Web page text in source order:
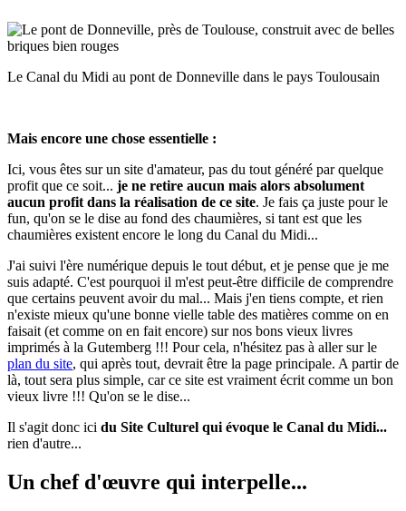
Le Canal du Midi au pont de Donneville dans le pays Toulousain
Mais encore une chose essentielle :
Ici, vous êtes sur un site d'amateur, pas du tout généré par quelque
profit que ce soit... je ne retire aucun mais alors absolument
aucun profit dans la réalisation de ce site. Je fais ça juste pour le
fun, qu'on se le dise au fond des chaumières, si tant est que les
chaumières existent encore le long du Canal du Midi...
J'ai suivi l'ère numérique depuis le tout début, et je pense que je me
suis adapté. C'est pourquoi il m'est peut-être difficile de comprendre
que certains peuvent avoir du mal... Mais j'en tiens compte, et rien
n'existe mieux qu'une bonne vielle table des matières comme on en
faisait (et comme on en fait encore) sur nos bons vieux livres
imprimés à la Gutemberg !!! Pour cela, n'hésitez pas à aller sur le
plan du site, qui après tout, devrait être la page principale. A partir de
là, tout sera plus simple, car ce site est vraiment écrit comme un bon
vieux livre !!! Qu'on se le dise...
Il s'agit donc ici du Site Culturel qui évoque le Canal du Midi...
rien d'autre...
Un chef d'œuvre qui interpelle...